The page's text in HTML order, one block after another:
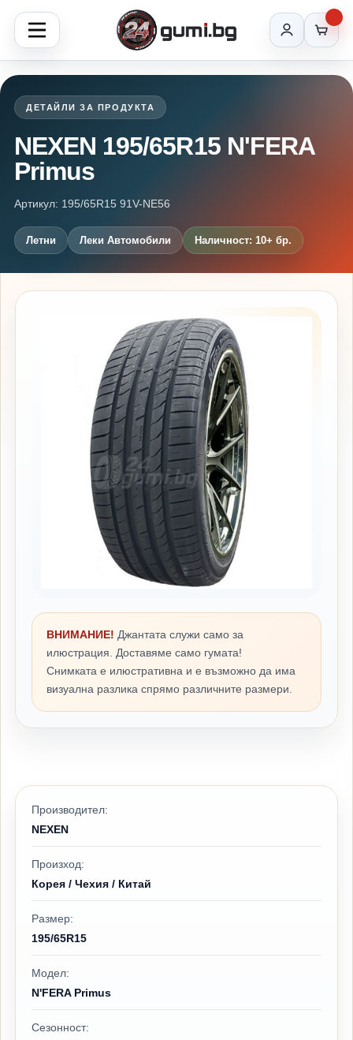
ДЕТАЙЛИ ЗА ПРОДУКТА
NEXEN 195/65R15 N'FERA
Primus
Артикул: 195/65R15 91V-NE56
Летни Леки Автомобили Наличност: 10+ бр.
ВНИМАНИЕ! Джантата служи само за
илюстрация. Доставяме само гумата!
Снимката е илюстративна и е възможно да има
визуална разлика спрямо различните размери.
Производител:
NEXEN
Произход:
Корея / Чехия / Китай
Размер:
195/65R15
Модел:
N'FERA Primus
Сезонност: